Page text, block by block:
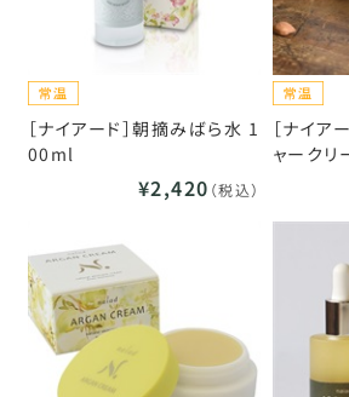
［ナイアード］朝摘みばら水 1
00ml
¥2,420 （税込）
［ナイア
ャーク